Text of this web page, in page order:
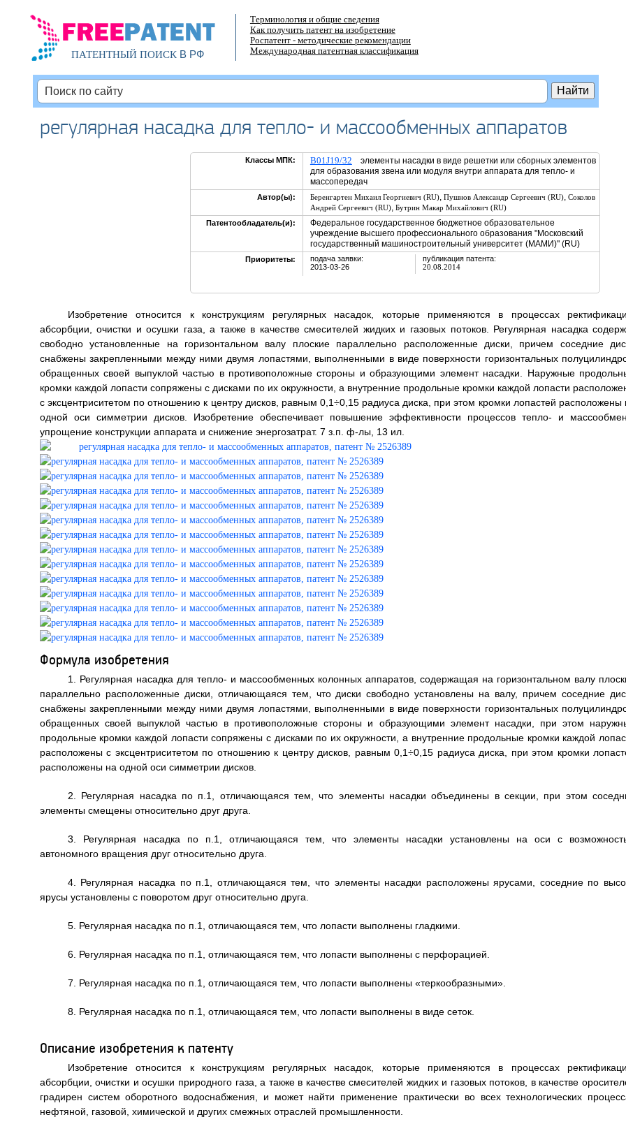
ПАТЕНТНЫЙ ПОИСКВ РФ
Терминология и общие сведения
Как получить патент на изобретение
Роспатент - методические рекомендации
Международная патентная классификация
регулярная насадка для тепло- и массообменных аппаратов
Классы МПК: B01J19/32 элементы насадки в виде решетки или сборных элементов
для образования звена или модуля внутри аппарата для тепло- и
массопередач
Автор(ы): Беренгартен Михаил Георгиевич (RU), Пушнов Александр Сергеевич (RU), Соколов
Андрей Сергеевич (RU), Бутрин Макар Михайлович (RU)
Патентообладатель(и):
Федеральное государственное бюджетное образовательное
учреждение высшего профессионального образования "Московский
государственный машиностроительный университет (МАМИ)" (RU)
Приоритеты:
подача заявки:
2013-03-26
публикация патента:
20.08.2014
Изобретение относится к конструкциям регулярных насадок, которые применяются в процессах
абсорбции, очистки и осушки газа, а также в качестве смесителей жидких и газовых потоков. Регулярная насадка
свободно установленные на горизонтальном валу плоские параллельно расположенные диски, причем соседние
снабжены закрепленными между ними двумя лопастями, выполненными в виде поверхности горизонтальных
обращенных своей выпуклой частью в противоположные стороны и образующими элемент насадки. Наружные
кромки каждой лопасти сопряжены с дисками по их окружности, а внутренние продольные кромки каждой лопасти
с эксцентриситетом по отношению к центру дисков, равным 0,1÷0,15 радиуса диска, при этом кромки лопастей расположены
одной оси симметрии дисков. Изобретение обеспечивает повышение эффективности процессов тепло- и
упрощение конструкции аппарата и снижение энергозатрат. 7 з.п. ф-лы, 13 ил.
Формула изобретения
1. Регулярная насадка для тепло- и массообменных колонных аппаратов, содержащая на горизонтальном валу
параллельно расположенные диски, отличающаяся тем, что диски свободно установлены на валу, причем соседние
снабжены закрепленными между ними двумя лопастями, выполненными в виде поверхности горизонтальных
обращенных своей выпуклой частью в противоположные стороны и образующими элемент насадки, при этом
продольные кромки каждой лопасти сопряжены с дисками по их окружности, а внутренние продольные кромки каждой
расположены с эксцентриситетом по отношению к центру дисков, равным 0,1÷0,15 радиуса диска, при этом кромки
расположены на одной оси симметрии дисков.
2. Регулярная насадка по п.1, отличающаяся тем, что элементы насадки объединены в секции, при этом
элементы смещены относительно друг друга.
3. Регулярная насадка по п.1, отличающаяся тем, что элементы насадки установлены на оси с
автономного вращения друг относительно друга.
4. Регулярная насадка по п.1, отличающаяся тем, что элементы насадки расположены ярусами, соседние по
ярусы установлены с поворотом друг относительно друга.
5. Регулярная насадка по п.1, отличающаяся тем, что лопасти выполнены гладкими.
6. Регулярная насадка по п.1, отличающаяся тем, что лопасти выполнены с перфорацией.
7. Регулярная насадка по п.1, отличающаяся тем, что лопасти выполнены «теркообразными».
8. Регулярная насадка по п.1, отличающаяся тем, что лопасти выполнены в виде сеток.
Описание изобретения к патенту
Изобретение относится к конструкциям регулярных насадок, которые применяются в процессах
абсорбции, очистки и осушки природного газа, а также в качестве смесителей жидких и газовых потоков, в качестве
градирен систем оборотного водоснабжения, и может найти применение практически во всех технологических
нефтяной, газовой, химической и других смежных отраслей промышленности.